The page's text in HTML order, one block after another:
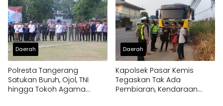
Daerah
Polresta Tangerang
Satukan Buruh, Ojol, TNI
hingga Tokoh Agama
Daerah
Kapolsek Pasar Kemis
Tegaskan Tak Ada
Pembiaran, Kendaraan